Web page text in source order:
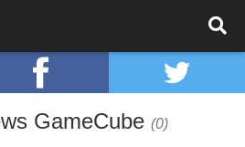
GameCube (0)